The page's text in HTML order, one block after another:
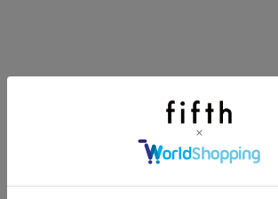
ノベルティ第1弾